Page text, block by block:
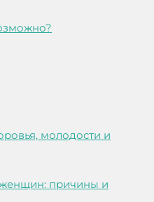
молодости и
причины и